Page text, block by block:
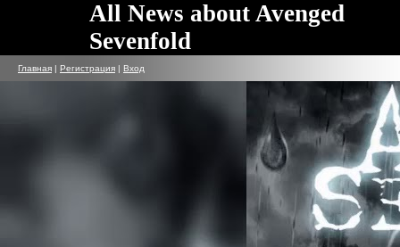
All News about Avenged
Sevenfold
Главная | Регистрация | Вход